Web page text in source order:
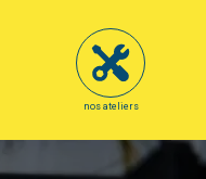
nos ateliers